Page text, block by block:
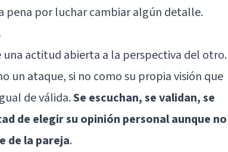
pena por luchar cambiar algún detalle.
una actitud abierta a la perspectiva del otro.
un ataque, si no como su propia visión que
de válida.Se escuchan, se validan, se
de elegir su opinión personal aunque no
de la pareja.